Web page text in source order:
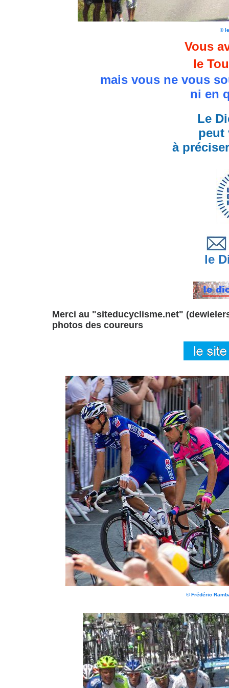
©
Vous
le
mais vous ne vous
ni en
Le
peut
à
le
Merci au "siteducyclisme.net"
photos des coureurs
© Frédéric